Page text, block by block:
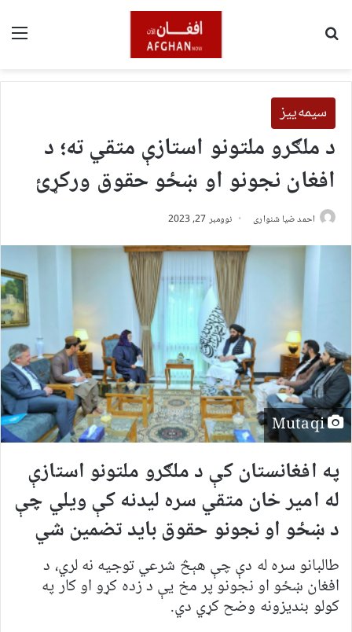
سیمه‌ییز
د ملګرو ملتونو استازې متقي ته؛ د
افغان نجونو او ښځو حقوق ورکړئ
احمد ضیا شنواری نوومبر 27, 2023
Mutaqi
په افغانستان کې د ملګرو ملتونو استازې
له امیر خان متقي سره لیدنه کې ویلي چې
د ښځو او نجونو حقوق باید تضمین شي
طالبانو سره له دې چې هېڅ شرعي توجیه نه لري، د
افغان ښځو او نجونو پر مخ یې د زده کړو او کار په
کولو بندیزونه وضح کړي دي.